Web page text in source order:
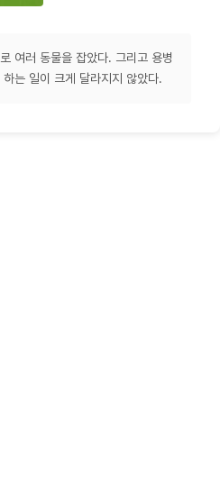
여러 동물을 잡았다. 그리고 용병
는 일이 크게 달라지지 않았다.